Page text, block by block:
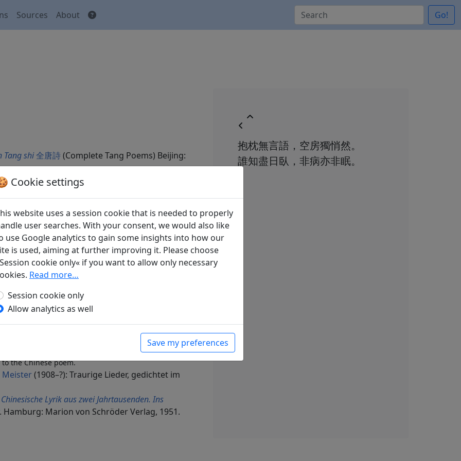
Sources About Go!
Tang shi全唐詩(Complete Tang Poems) Beijing:
Lyrik, Werke. München: Klaus Boer Verlag,
Display translation
des dritten bis elften Jahrhunderts. In deutscher
Erich Röth-Verlag, 1926. p. 25.
in deutscher Sprache
. Peking, Leipzig:
the Chinese poem.
Meister(1908–?): Traurige Lieder, gedichtet im
Chinesische Lyrik aus zwei Jahrtausenden. Ins
. Hamburg: Marion von Schröder Verlag, 1951.
抱枕無言語，空房獨悄然。
誰知盡日臥，非病亦非眠。
Cookie settings
website uses a session cookie that is needed to properly
user searches. With your consent, we would also like
use Google analytics to gain some insights into how our
is used, aiming at further improving it. Please choose
cookie only« if you want to allow only necessary
Read more…
Session cookie only
Allow analytics as well
Save my preferences